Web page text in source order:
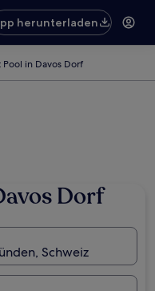
herunterladen
in Davos Dorf
Dorf
Schweiz